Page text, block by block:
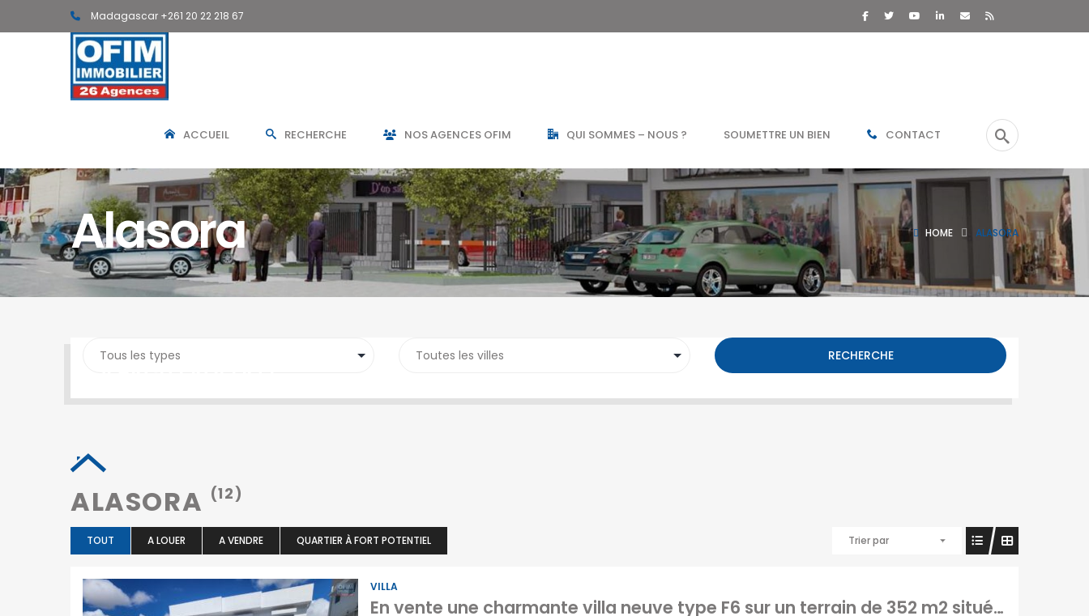
Madagascar +261 20 22 218 67
ACCUEIL RECHERCHE NOS AGENCES OFIM QUI SOMMES – NOUS ? SOUMETTRE UN BIEN CONTACT
Alasora HOME ALASORA
SEARCH PROPERTY
RECHERCHE
ALASORA (12)
TOUT A LOUER A VENDRE QUARTIER À FORT POTENTIEL Trier par
VILLA
En vente une charmante villa neuve type F6 sur un terrain de 352 m2 située à Alasora Madagascar